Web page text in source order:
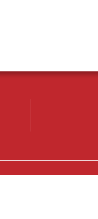
Registrese, para
opinar.